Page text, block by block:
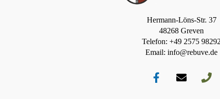
Hermann-Löns-Str. 37
48268 Greven
Telefon: +49 2575
Email: info@rebuve.de